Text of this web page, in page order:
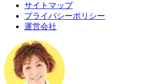
サイトマップ
プライバシーポリシー
運営会社